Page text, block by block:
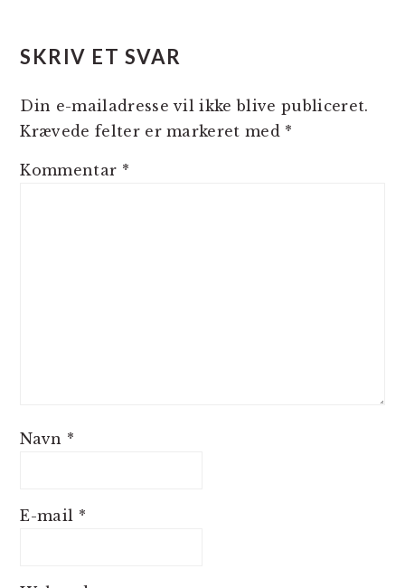
SKRIV ET SVAR
Din e-mailadresse vil ikke blive publiceret.
Krævede felter er markeret med *
Kommentar *
Navn *
E-mail *